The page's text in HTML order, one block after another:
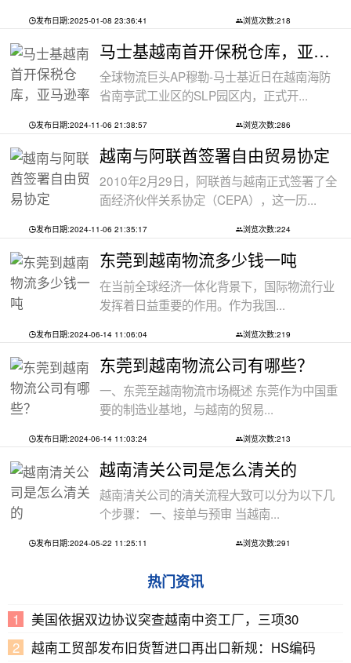
发布日期:2025-01-08 23:36:41 浏览次数:218
马士基越南首开保税仓库，亚马逊率先入
全球物流巨头AP穆勒-马士基近日在越南海防
省南亭武工业区的SLP园区内，正式开...
发布日期:2024-11-06 21:38:57 浏览次数:286
越南与阿联酋签署自由贸易协定
2010年2月29日，阿联酋与越南正式签署了全
面经济伙伴关系协定（CEPA），这一历...
发布日期:2024-11-06 21:35:17 浏览次数:224
东莞到越南物流多少钱一吨
在当前全球经济一体化背景下，国际物流行业
发挥着日益重要的作用。作为我国...
发布日期:2024-06-14 11:06:04 浏览次数:219
东莞到越南物流公司有哪些？
一、东莞至越南物流市场概述 东莞作为中国重
要的制造业基地，与越南的贸易...
发布日期:2024-06-14 11:03:24 浏览次数:213
越南清关公司是怎么清关的
越南清关公司的清关流程大致可以分为以下几
个步骤： 一、接单与预审 当越南...
发布日期:2024-05-22 11:25:11 浏览次数:291
热门资讯
美国依据双边协议突查越南中资工厂，三项30
越南工贸部发布旧货暂进口再出口新规：HS编码